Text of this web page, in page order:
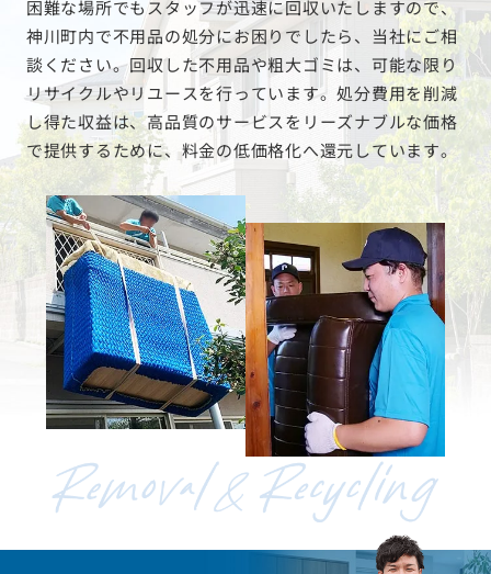
困難な場所でもスタッフが迅速に回収いたしますので、
神川町内で不用品の処分にお困りでしたら、当社にご相
談ください。回収した不用品や粗大ゴミは、可能な限り
リサイクルやリユースを行っています。処分費用を削減
し得た収益は、高品質のサービスをリーズナブルな価格
で提供するために、料金の低価格化へ還元しています。